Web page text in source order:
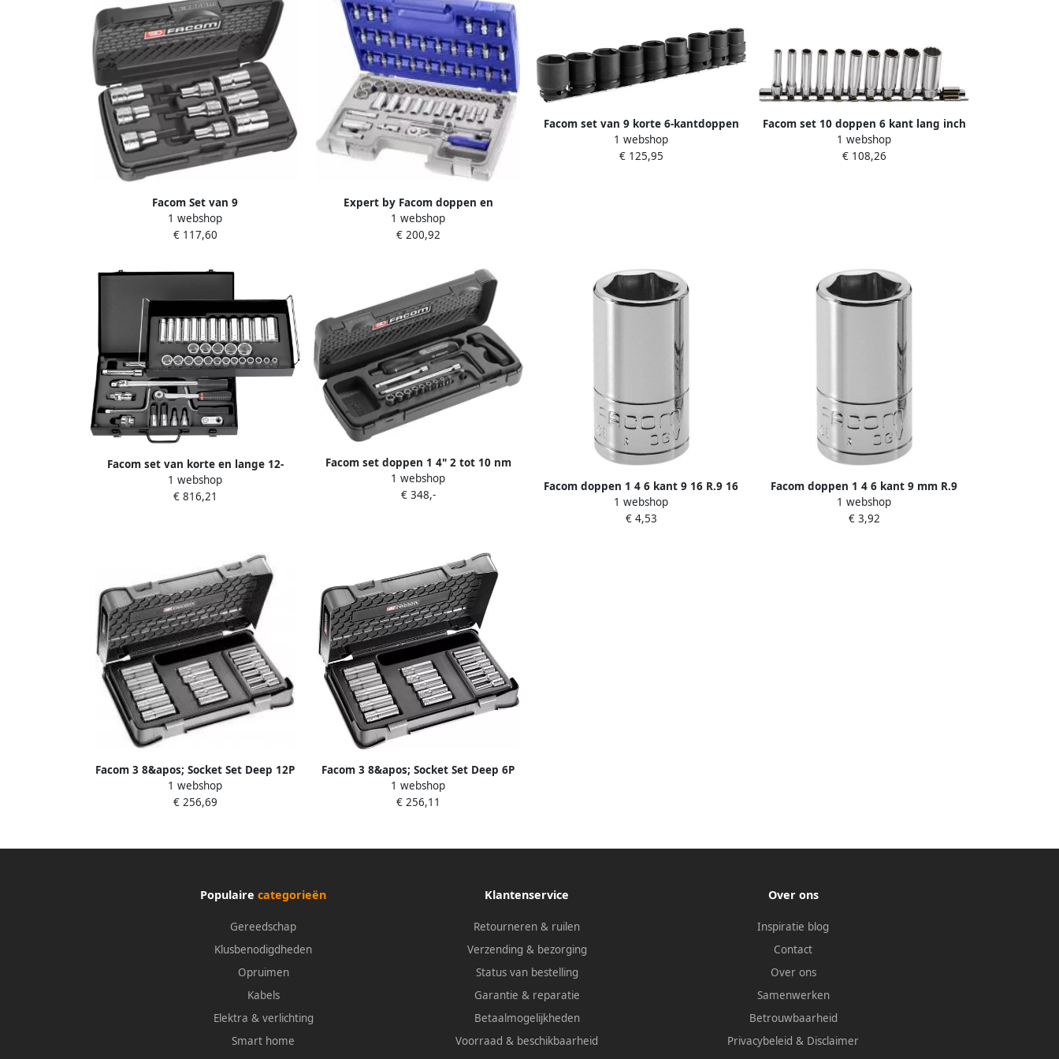
Facom Set van 9
schroevendraaierdoppen 6-kant 1 2"
STM.J9APB
1 webshop
€ 117,60
Expert by Facom doppen en
hulpstukken 3 8" | 61-delig | in koffer
| E031806
1 webshop
€ 200,92
Facom set van 9 korte 6-kantdoppen
op rail metrische maten NS.J9
1 webshop
€ 125,95
Facom set 10 doppen 6 kant lang inch
REL.40U
1 webshop
€ 108,26
Facom set van korte en lange 12-
kantdoppen van 3 8" tot 1"1 4 S.450UP
1 webshop
€ 816,21
Facom set doppen 1 4" 2 tot 10 nm
A.404J1
1 webshop
€ 348,-
Facom doppen 1 4 6 kant 9 16 R.9 16
1 webshop
€ 4,53
Facom doppen 1 4 6 kant 9 mm R.9
1 webshop
€ 3,92
Facom 3 8&apos; Socket Set Deep 12P
Mm 16 Dlg J.404
1 webshop
€ 256,69
Facom 3 8&apos; Socket Set Deep 6P
Mm 16 Dlg J.405
1 webshop
€ 256,11
Populaire categorieën
Gereedschap
Klusbenodigdheden
Opruimen
Kabels
Elektra & verlichting
Smart home
Klantenservice
Retourneren & ruilen
Verzending & bezorging
Status van bestelling
Garantie & reparatie
Betaalmogelijkheden
Voorraad & beschikbaarheid
Over ons
Inspiratie blog
Contact
Over ons
Samenwerken
Betrouwbaarheid
Privacybeleid & Disclaimer